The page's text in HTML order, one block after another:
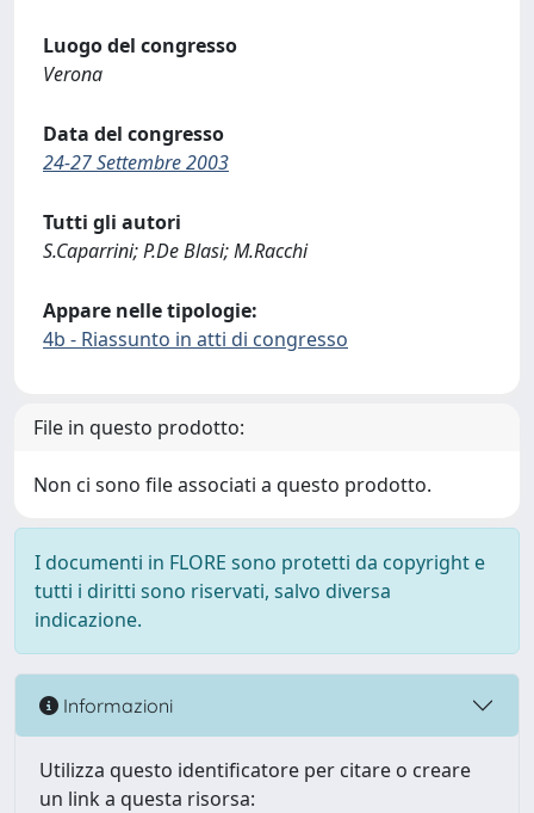
Luogo del congresso
Verona
Data del congresso
24-27 Settembre 2003
Tutti gli autori
S.Caparrini; P.De Blasi; M.Racchi
Appare nelle tipologie:
4b - Riassunto in atti di congresso
File in questo prodotto:
Non ci sono file associati a questo prodotto.
I documenti in FLORE sono protetti da copyright e
tutti i diritti sono riservati, salvo diversa
indicazione.
Informazioni
Utilizza questo identificatore per citare o creare
un link a questa risorsa: